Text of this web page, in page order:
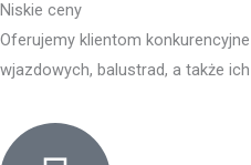
Niskie ceny
Oferujemy klientom
wjazdowych, balustrad, a także